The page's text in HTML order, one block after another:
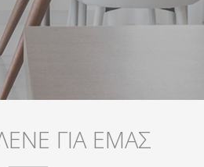
ΓΙΑ ΕΜΑΣ